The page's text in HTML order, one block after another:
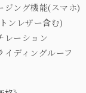
ング機能(スマホ)
ンレザー含む)
レーション
ディングルーフ